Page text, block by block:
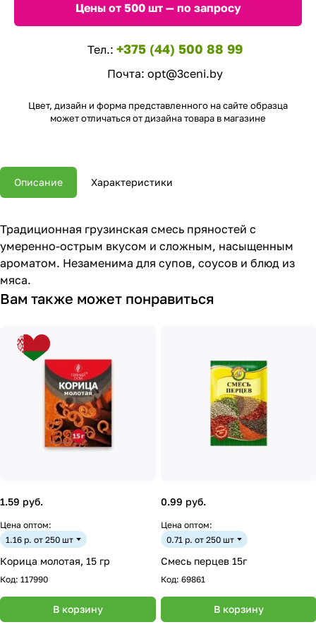
Цены от 500 шт — по запросу
Тел.: +375 (44) 500 88 99
Почта: opt@3ceni.by
Цвет, дизайн и форма представленного на сайте образца
может отличаться от дизайна товара в магазине
Описание Характеристики
Традиционная грузинская смесь пряностей с
умеренно-острым вкусом и сложным, насыщенным
ароматом. Незаменима для супов, соусов и блюд из
мяса.
Вам также может понравиться
1.59 руб.
Цена оптом:
1.16 р. от 250 шт
Корица молотая, 15 гр
Код: 117990
В корзину
0.99 руб.
Цена оптом:
0.71 р. от 250 шт
Смесь перцев 15г
Код: 69861
В корзину